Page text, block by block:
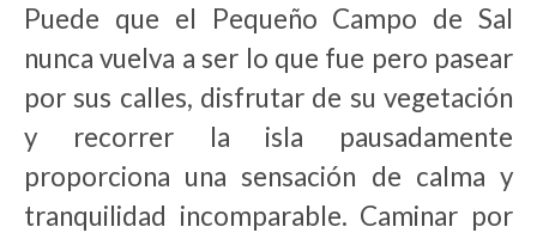
Puede que el Pequeño Campo de Sal
nunca vuelva a ser lo que fue pero pasear
por sus calles, disfrutar de su vegetación
y recorrer la isla pausadamente
proporciona una sensación de calma y
tranquilidad incomparable. Caminar por